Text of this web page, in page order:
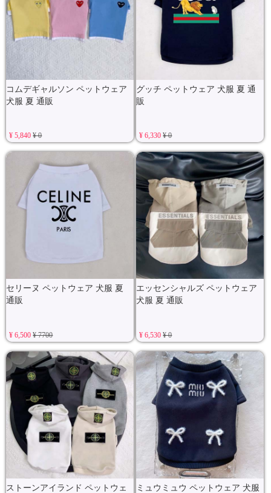
コムデギャルソン ペットウェア
犬服 夏 通販
¥ 5,840¥ 0
グッチ ペットウェア 犬服 夏 通
販
¥ 6,330¥ 0
セリーヌ ペットウェア 犬服 夏
通販
¥ 6,500¥ 7700
エッセンシャルズ ペットウェア
犬服 夏 通販
¥ 6,530¥ 0
ストーンアイランド ペットウェ ミュウミュウ ペットウェア 犬服